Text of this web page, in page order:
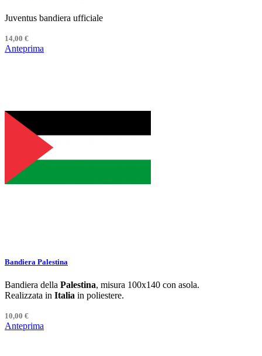
Juventus bandiera ufficiale
14,00 €
Anteprima
Bandiera Palestina
Bandiera della Palestina, misura 100x140 con asola.
Realizzata in Italia in poliestere.
10,00 €
Anteprima